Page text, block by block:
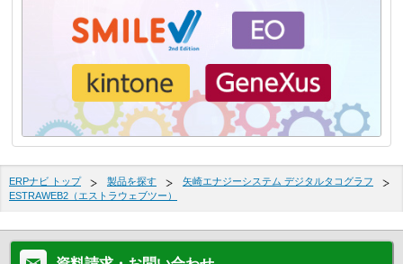
ERPナビ トップ 製品を探す
矢崎エナジーシステム デジタルタコグラフ
ESTRAWEB2（エストラウェブツー）